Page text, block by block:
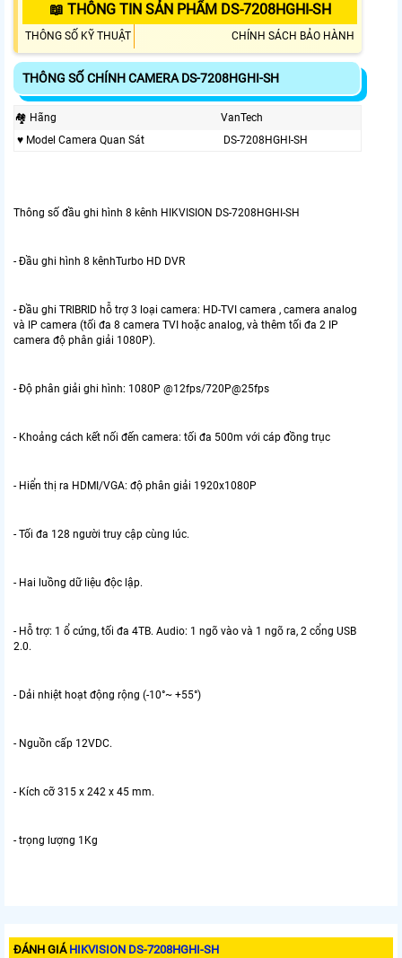
📖 THÔNG TIN SẢN PHẨM DS-7208HGHI-SH
THÔNG SỐ KỸ THUẬT CHÍNH SÁCH BẢO HÀNH
THÔNG SỐ CHÍNH CAMERA DS-7208HGHI-SH
🏘 Hãng
VanTech
♥️ Model Camera Quan Sát
DS-7208HGHI-SH
Thông số đầu ghi hình 8 kênh HIKVISION DS-7208HGHI-SH
- Đầu ghi hình 8 kênhTurbo HD DVR
- Đầu ghi TRIBRID hỗ trợ 3 loại camera: HD-TVI camera , camera analog
và IP camera (tối đa 8 camera TVI hoặc analog, và thêm tối đa 2 IP
camera độ phân giải 1080P).
- Độ phân giải ghi hình: 1080P @12fps/720P@25fps
- Khoảng cách kết nối đến camera: tối đa 500m với cáp đồng trục
- Hiển thị ra HDMI/VGA: độ phân giải 1920x1080P
- Tối đa 128 người truy cập cùng lúc.
- Hai luồng dữ liệu độc lập.
- Hỗ trợ: 1 ổ cứng, tối đa 4TB. Audio: 1 ngõ vào và 1 ngõ ra, 2 cổng USB
2.0.
- Dải nhiệt hoạt động rộng (-10°~ +55°)
- Nguồn cấp 12VDC.
- Kích cỡ 315 x 242 x 45 mm.
- trọng lượng 1Kg
ĐÁNH GIÁ HIKVISION DS-7208HGHI-SH